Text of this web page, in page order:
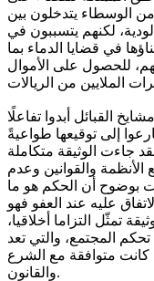
الوسطاء يتدخلون بين
لكنهم يتسببون في
في قضايا الدماء بما
للحصول على الأموال
القبائل أبدوا تفاعلًا
إلى توقيعها طواعيةً
جاءت الوثيقة متكاملة
الأنظمة والقوانين وعدم
بوضوح أن الحكم هو ما
عليه عند العفو فهو
تمثّل التزاما أخلاقيا،
تحكم المجتمع، والتي تعد
كانت متوافقة مع الشرع
والقانون.